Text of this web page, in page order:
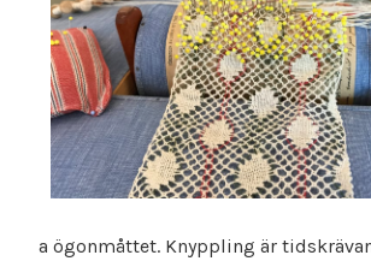
a ögonmåttet. Knyppling är